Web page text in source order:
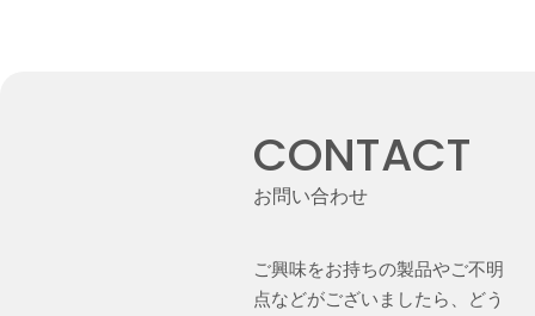
CONTACT
お問い合わせ
ご興味をお持ちの製品やご不明
点などがございましたら、どう